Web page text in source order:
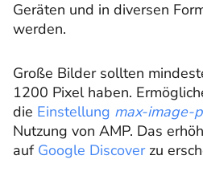
Geräten und in diversen
werden.
Große Bilder sollten
1200 Pixel haben.
die Einstellung max-image-
Nutzung von AMP. Das
auf Google Discoverzu